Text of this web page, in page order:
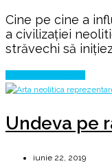
☯
Yang
Cine pe cine a
a civilizației
străvechi să
Undeva pe
iunie 22, 2019